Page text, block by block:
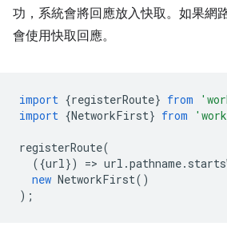
功，系統會將回應放入快取。如果網
會使用快取回應。
import {registerRoute} from
import {NetworkFirst} from
registerRoute(
({url}) => url .pathname.
new NetworkFirst()
);